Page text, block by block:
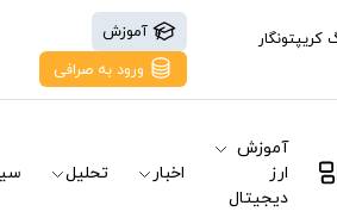
کریپتونگار
آموزش
ورود به صرافی
آموزش
ارز
دیجیتال
اخبار تحلیل